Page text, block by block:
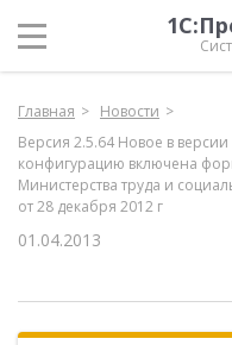
Главная
Новости
Версия 2.5.64 Новое в
конфигурацию включена
Министерства труда и
от 28 декабря 2012 г
01.04.2013